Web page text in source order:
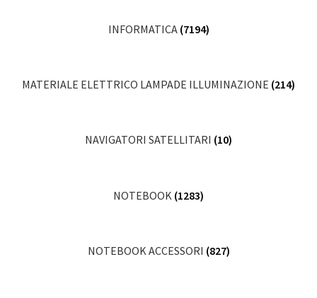
INFORMATICA (7194)
MATERIALE ELETTRICO LAMPADE ILLUMINAZIONE (214)
NAVIGATORI SATELLITARI (10)
NOTEBOOK (1283)
NOTEBOOK ACCESSORI (827)